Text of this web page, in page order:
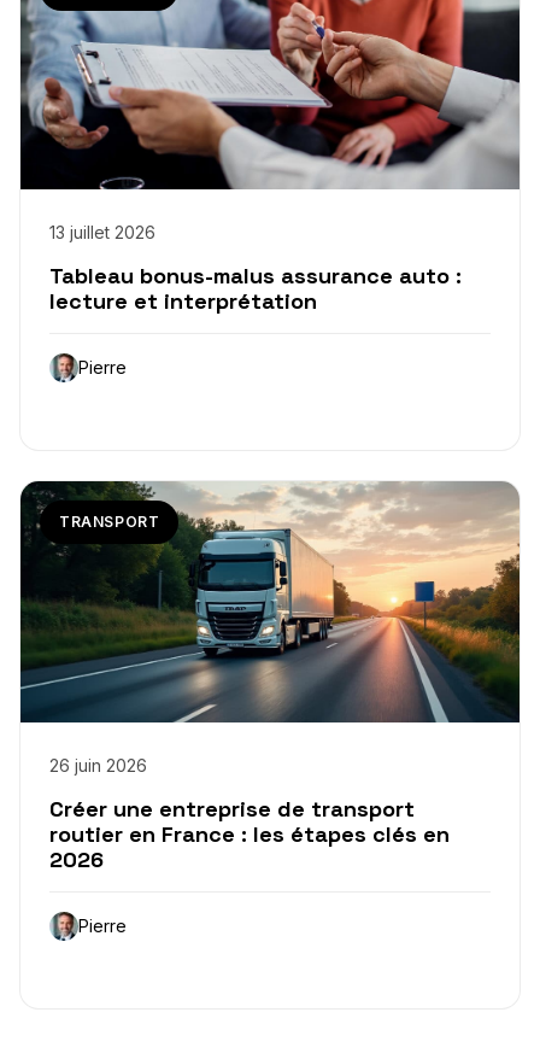
13 juillet 2026
Tableau bonus-malus assurance auto :
lecture et interprétation
Pierre
TRANSPORT
26 juin 2026
Créer une entreprise de transport
routier en France : les étapes clés en
2026
Pierre